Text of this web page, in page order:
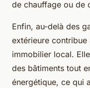
de chauffage ou de
Enfin, au-delà des
extérieure
immobilier local.
des bâtiments tout
énergétique, ce qui